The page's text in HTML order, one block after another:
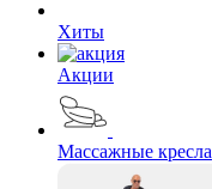
Хиты
Акции
Массажные кресла